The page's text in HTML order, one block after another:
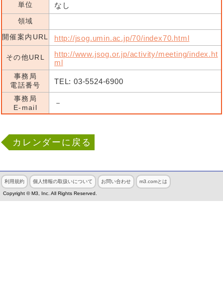
単位 なし
領域
開催案内URL
http://jsog.umin.ac.jp/70/index70.html
その他URL
http://www.jsog.or.jp/activity/meeting/index.ht
ml
事務局
電話番号
TEL: 03-5524-6900
事務局
E-mail
－
カレンダーに戻る
利用規約 個人情報の取扱いについて お問い合わせ m3.comとは
Copyright © M3, Inc. All Rights Reserved.